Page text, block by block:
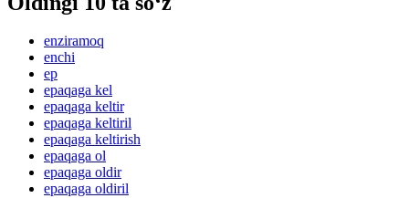
enziramoq
enchi
ep
epaqaga kel
epaqaga keltir
epaqaga keltiril
epaqaga keltirish
epaqaga ol
epaqaga oldir
epaqaga oldiril